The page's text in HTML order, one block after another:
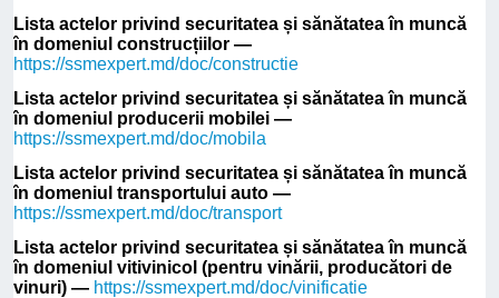
Lista actelor privind securitatea și sănătatea în muncă
în domeniul construcțiilor —
https://ssmexpert.md/doc/constructie
Lista actelor privind securitatea și sănătatea în muncă
în domeniul producerii mobilei —
https://ssmexpert.md/doc/mobila
Lista actelor privind securitatea și sănătatea în muncă
în domeniul transportului auto —
https://ssmexpert.md/doc/transport
Lista actelor privind securitatea și sănătatea în muncă
în domeniul vitivinicol (pentru vinării, producători de
vinuri) — https://ssmexpert.md/doc/vinificatie